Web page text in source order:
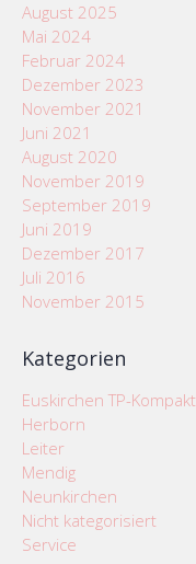
August 2025
Mai 2024
Februar 2024
Dezember 2023
November 2021
Juni 2021
August 2020
November 2019
September 2019
Juni 2019
Dezember 2017
Juli 2016
November 2015
Kategorien
Euskirchen TP-Kompakt
Herborn
Leiter
Mendig
Neunkirchen
Nicht kategorisiert
Service